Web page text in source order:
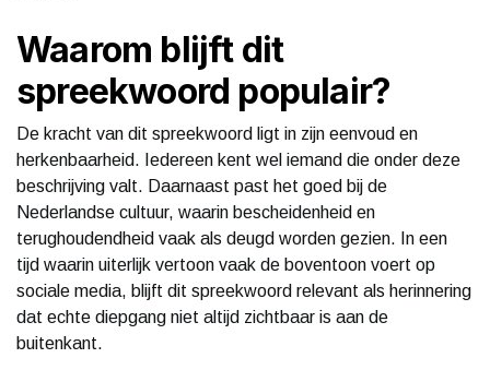
Waarom blijft dit
spreekwoord populair?
De kracht van dit spreekwoord ligt in zijn eenvoud en
herkenbaarheid. Iedereen kent wel iemand die onder deze
beschrijving valt. Daarnaast past het goed bij de
Nederlandse cultuur, waarin bescheidenheid en
terughoudendheid vaak als deugd worden gezien. In een
tijd waarin uiterlijk vertoon vaak de boventoon voert op
sociale media, blijft dit spreekwoord relevant als herinnering
dat echte diepgang niet altijd zichtbaar is aan de
buitenkant.